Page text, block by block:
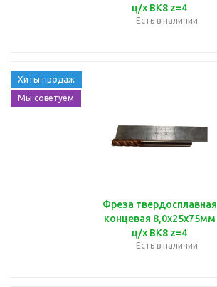
ц/х ВК8 z=4
Есть в наличии
Хиты продаж
Мы советуем
Фреза твердосплавная
концевая 8,0х25х75мм
ц/х ВК8 z=4
Есть в наличии